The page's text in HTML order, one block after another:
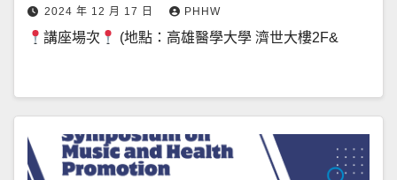
2024 年 12 月 17 日 PHHW
講座場次 (地點：高雄醫學大學 濟世大樓2F&